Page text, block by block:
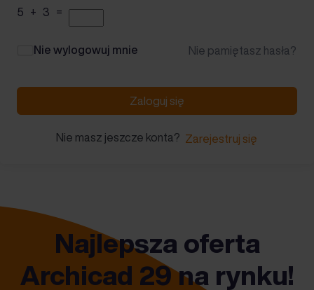
5 + 3 =
Nie wylogowuj mnie Nie pamiętasz hasła?
Zaloguj się
Nie masz jeszcze konta? Zarejestruj się
Najlepsza oferta
Archicad 29 na rynku!